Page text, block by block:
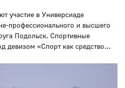
участие в Универсиаде
профессионального и высшего
Подольск. Спортивные
девизом «Спорт как средство...